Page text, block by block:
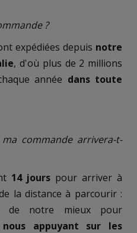
?
expédiées depuis notre
, d'où plus de 2 millions
année dans toute
commande arrivera-t-
14 jours pour arriver à
la distance à parcourir :
de notre mieux pour
appuyant sur les